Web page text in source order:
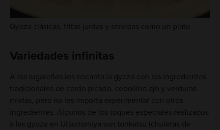
Gyoza clásicas, fritas juntas y servidas como un plato
Variedades infinitas
A los lugareños les encanta la gyoza con los ingredientes
tradicionales de cerdo picado, cebollino ajo y verduras
mixtas, pero no les importa experimentar con otros
ingredientes. Algunos de los toques especiales realizados
a las gyoza en Utsunomiya son tonkatsu (chuletas de